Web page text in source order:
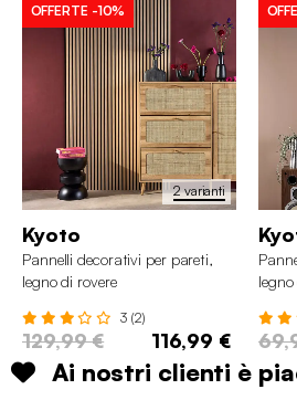
2 varianti
OFFERTE -10%
Kyoto
Pannelli decorativi per pareti,
legno di rovere
3 (2)
129,99 € 116,99 €
Ai nostri clienti è